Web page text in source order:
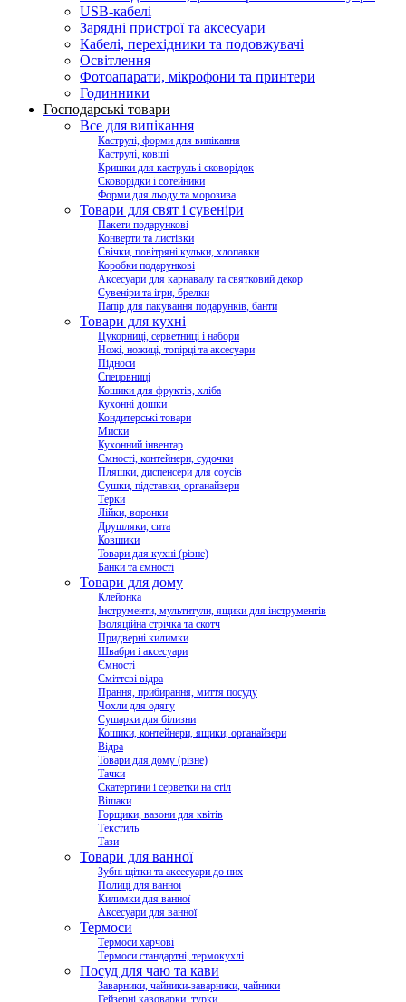
USB-кабелі
Зарядні пристрої та аксесуари
Кабелі, перехідники та подовжувачі
Освітлення
Фотоапарати, мікрофони та принтери
Годинники
Господарські товари
Все для випікання
Каструлі, форми для випікання
Каструлі, ковші
Кришки для каструль і сковорідок
Сковорідки і сотейники
Форми для льоду та морозива
Товари для свят і сувеніри
Пакети подарункові
Конверти та листівки
Свічки, повітряні кульки, хлопавки
Коробки подарункові
Аксесуари для карнавалу та святковий декор
Сувеніри та ігри, брелки
Папір для пакування подарунків, банти
Товари для кухні
Цукорниці, серветниці і набори
Ножі, ножиці, топірці та аксесуари
Підноси
Спецовниці
Кошики для фруктів, хліба
Кухонні дошки
Кондитерські товари
Миски
Кухонний інвентар
Ємності, контейнери, судочки
Пляшки, диспенсери для соусів
Сушки, підставки, органайзери
Терки
Лійки, воронки
Друшляки, сита
Ковшики
Товари для кухні (різне)
Банки та ємності
Товари для дому
Клейонка
Інструменти, мультитули, ящики для інструментів
Ізоляційна стрічка та скотч
Придверні килимки
Швабри і аксесуари
Ємності
Сміттєві відра
Прання, прибирання, миття посуду
Чохли для одягу
Сушарки для білизни
Кошики, контейнери, ящики, органайзери
Відра
Товари для дому (різне)
Тачки
Скатертини і серветки на стіл
Вішаки
Горщики, вазони для квітів
Текстиль
Тази
Товари для ванної
Зубні щітки та аксесуари до них
Полиці для ванної
Килимки для ванної
Аксесуари для ванної
Термоси
Термоси харчові
Термоси стандартні, термокухлі
Посуд для чаю та кави
Заварники, чайники-заварники, чайники
Гейзерні кавоварки, турки